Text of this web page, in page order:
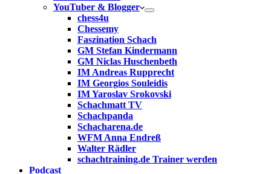
YouTuber & Blogger
chess4u
Chessemy
Faszination Schach
GM Stefan Kindermann
GM Niclas Huschenbeth
IM Andreas Rupprecht
IM Georgios Souleidis
IM Yaroslav Srokovski
Schachmatt TV
Schachpanda
Schacharena.de
WFM Anna Endreß
Walter Rädler
schachtraining.de Trainer werden
Podcast